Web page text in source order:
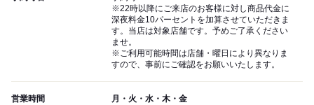
※22時以降にご来店のお客様に対し商品代金に
深夜料金10パーセントを加算させていただきま
す。当店は対象店舗です。予めご了承ください
ませ。
※ご利用可能時間は店舗・曜日により異なりま
すので、事前にご確認をお願いいたします。
営業時間 月・火・水・木・金